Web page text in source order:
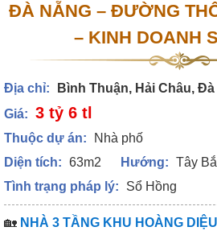
ĐÀ NẴNG – ĐƯỜNG
– KINH DOANH
Địa chỉ:
Bình Thuận, Hải Châu,
Giá: 3 tỷ 6 tl
Thuộc dự án:
Nhà phố
Diện tích: 63m2 Hướng: Tây
Tình trạng pháp lý:
Sổ Hồng
🏡 NHÀ 3 TẦNG KHU HOÀNG